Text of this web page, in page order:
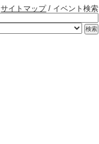
サイトマップ/ イベント検索